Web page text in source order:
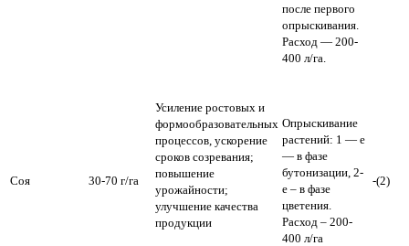
после первого
опрыскивания.
Расход — 200-
400 л/га.
Соя 30-70 г/га
Усиление ростовых и
формообразовательных
процессов, ускорение
сроков созревания;
повышение
урожайности;
улучшение качества
продукции
Опрыскивание
растений: 1 — е
— в фазе
бутонизации, 2-
е – в фазе
цветения.
Расход – 200-
400 л/га
-(2)